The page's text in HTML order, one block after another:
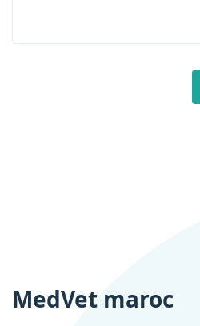
MedVet maroc